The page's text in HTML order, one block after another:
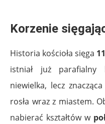
Korzenie
Historia kościoła sięga
istniał już parafialny
niewielka, lecz
rosła wraz z miastem.
nabierać kształtów w